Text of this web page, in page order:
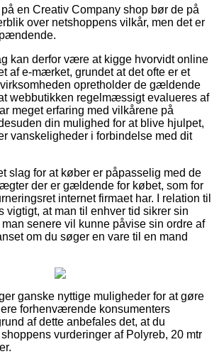
en Creativ Company shop bør de på
over netshoppens vilkår, men det er
kan derfor være at kigge hvorvidt online
af e-mærket, grundet at det ofte er et
opretholder de gældende
webbutikken regelmæssigt evalueres af
meget erfaring med vilkårene på
din mulighed for at blive hjulpet,
vanskeligheder i forbindelse med dit
slag for at køber er påpasselig med de
der er gældende for købet, som for
internet firmaet har. I relation til
vigtigt, at man til enhver tid sikrer sin
senere vil kunne påvise sin ordre af
om du søger en vare til en mand
ganske nyttige muligheder for at gøre
forhenværende konsumenters
af dette anbefales det, at du
vurderinger af Polyreb, 20 mtr